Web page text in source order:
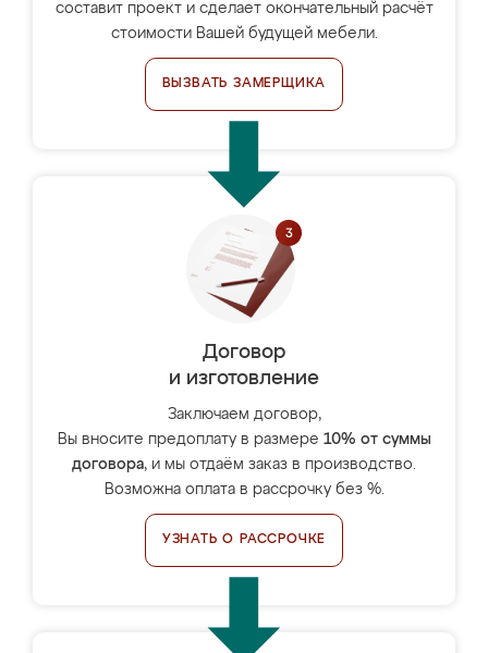
составит проект и сделает окончательный расчёт
стоимости Вашей будущей мебели.
ВЫЗВАТЬ ЗАМЕРЩИКА
Договор
и изготовление
Заключаем договор,
Вы вносите предоплату в размере 10% от суммы
договора, и мы отдаём заказ в производство.
Возможна оплата в рассрочку без %.
УЗНАТЬ О РАССРОЧКЕ